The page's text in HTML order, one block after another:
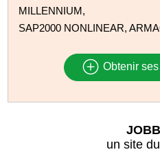
MILLENNIUM,
SAP2000 NONLINEAR,
Obtenir
un site